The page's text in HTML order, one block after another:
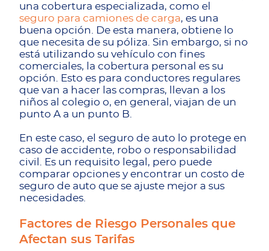
una cobertura especializada, como el
seguro para camiones de carga, es una
buena opción. De esta manera, obtiene lo
que necesita de su póliza. Sin embargo, si no
está utilizando su vehículo con fines
comerciales, la cobertura personal es su
opción. Esto es para conductores regulares
que van a hacer las compras, llevan a los
niños al colegio o, en general, viajan de un
punto A a un punto B.
En este caso, el seguro de auto lo protege en
caso de accidente, robo o responsabilidad
civil. Es un requisito legal, pero puede
comparar opciones y encontrar un costo de
seguro de auto que se ajuste mejor a sus
necesidades.
Factores de Riesgo Personales que
Afectan sus Tarifas